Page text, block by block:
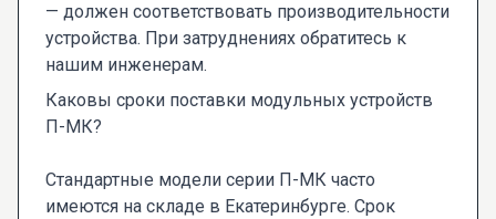
— должен соответствовать производительности
устройства. При затруднениях обратитесь к
нашим инженерам.
Каковы сроки поставки модульных устройств
П-МК?
Стандартные модели серии П-МК часто
имеются на складе в Екатеринбурге. Срок